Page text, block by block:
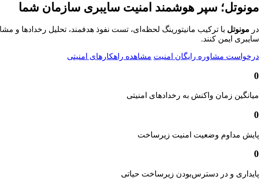
مونوتل؛ سپر هوشمند امنیت سایبری سازمان شما
در مونوتل با ترکیب مانیتورینگ لحظه‌ای، تست نفوذ هدفمند، تحلیل رخدادها
سایبری ایمن کنند.
درخواست مشاوره رایگان امنیت مشاهده راهکارهای امنیتی
0
میانگین زمان واکنش به رخدادهای امنیتی
0
پایش مداوم وضعیت امنیت زیرساخت
0
پایداری و در دسترس‌بودن زیرساخت حیاتی